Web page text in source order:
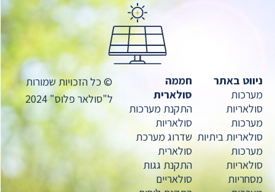
ניווט באתר
מערכות
סולאריות
מערכות
סולאריות ביתיות
מערכות
סולאריות
מסחריות
חממה
סולארית
התקנת מערכות
סולאריות
שדרוג מערכת
סולארית
התקנת גגות
סולאריים
© כל הזכויות שמורות
ל"סולאר פלוס" 2024